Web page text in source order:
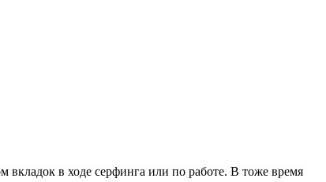
вкладок в ходе серфинга или по работе. В тоже время